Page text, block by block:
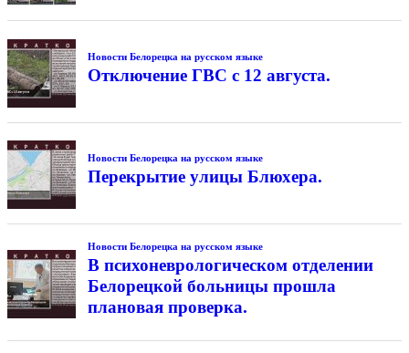
Новости Белорецка на русском языке
Отключение ГВС с 12 августа.
Новости Белорецка на русском языке
Перекрытие улицы Блюхера.
Новости Белорецка на русском языке
В психоневрологическом отделении
Белорецкой больницы прошла
плановая проверка.